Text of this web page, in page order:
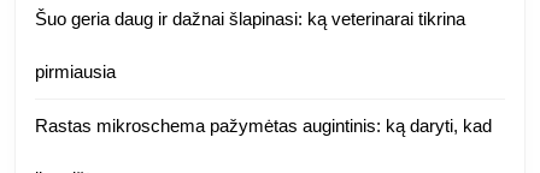
Šuo geria daug ir dažnai šlapinasi: ką veterinarai tikrina
pirmiausia
Rastas mikroschema pažymėtas augintinis: ką daryti, kad